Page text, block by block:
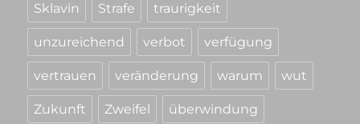
Sklavin Strafe traurigkeit
unzureichend verbot verfügung
vertrauen veränderung warum wut
Zukunft Zweifel überwindung